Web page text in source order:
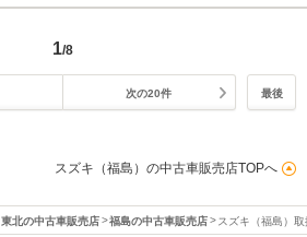
1/8
次の20件 最後
スズキ（福島）の中古車販売店TOPへ
東北の中古車販売店 福島の中古車販売店 スズキ（福島）